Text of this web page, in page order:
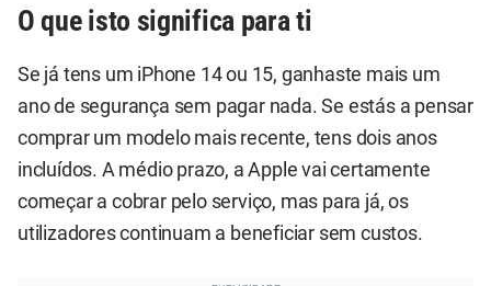
O que isto significa para ti
Se já tens um iPhone 14 ou 15, ganhaste mais um
ano de segurança sem pagar nada. Se estás a pensar
comprar um modelo mais recente, tens dois anos
incluídos. A médio prazo, a Apple vai certamente
começar a cobrar pelo serviço, mas para já, os
utilizadores continuam a beneficiar sem custos.